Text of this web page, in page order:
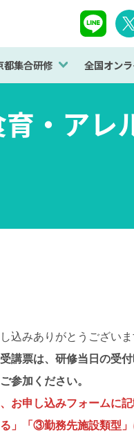
都集合研修 全国オン
・アレ
込みありがとうございま
講票は、研修当日の受
参加ください。
お申し込みフォームに
」「③勤務先施設類型